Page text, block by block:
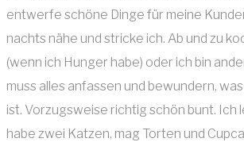
entwerfe schöne Dinge für meine
nachts nähe und stricke ich. Ab und zu
(wenn ich Hunger habe) oder ich bin
muss alles anfassen und bewundern,
ist. Vorzugsweise richtig schön bunt. Ich
habe zwei Katzen, mag Torten und